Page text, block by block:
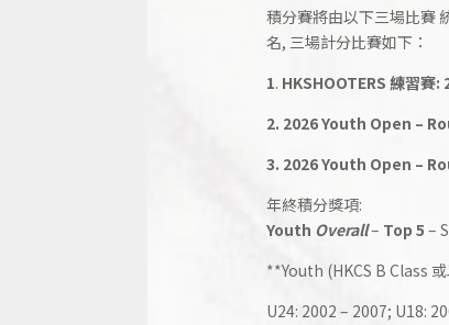
積分賽將由以下三場比賽
名, 三場計分比賽如下：
1. HKSHOOTERS 練習賽:
2. 2026Youth Open –
3. 2026Youth Open –
年終積分獎項:
Youth Overall– Top 5 –
**Youth (HKCS B Class
U24: 2002 – 2007; U18: